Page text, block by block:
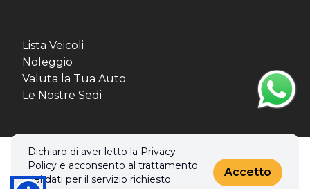
Lista Veicoli
Noleggio
Valuta la Tua Auto
Le Nostre Sedi
Dichiaro di aver letto la Privacy
Policy e acconsento al trattamento
dei dati per il servizio richiesto.
Accetto
© 2026 MBL MOTORS SRL. Tutti i diritti riservati.
Privacy policy & Cookies policy